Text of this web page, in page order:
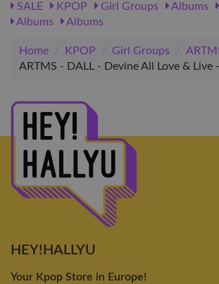
SALE
KPOP Girl Groups Albums
Albums
Albums
Home / KPOP / Girl Groups /
ARTMS - DALL - Devine All Love & Live
HEY!HALLYU
Your Kpop Store in Europe!